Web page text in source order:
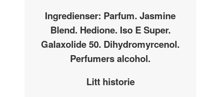
Ingredienser: Parfum. Jasmine
Blend. Hedione. Iso E Super.
Galaxolide 50. Dihydromyrcenol.
Perfumers alcohol.
Litt historie